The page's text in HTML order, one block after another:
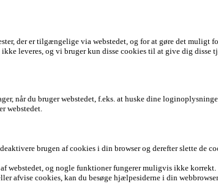
der er tilgængelige via webstedet, og for at gøre det
leveres, og vi bruger kun disse cookies til at give dig disse
når du bruger webstedet, f.eks. at huske dine
webstedet.
brugen af cookies i din browser og derefter slette de
webstedet, og nogle funktioner fungerer muligvis ikke korrekt.
afvise cookies, kan du besøge hjælpesiderne i din